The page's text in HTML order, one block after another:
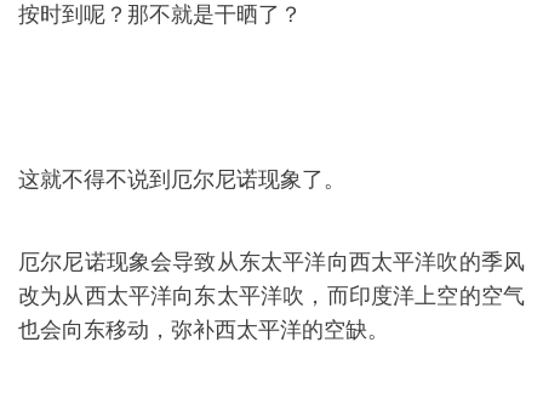
按时到呢？那不就是干晒了？
这就不得不说到厄尔尼诺现象了。
厄尔尼诺现象会导致从东太平洋向西太平洋吹的季风
改为从西太平洋向东太平洋吹，而印度洋上空的空气
也会向东移动，弥补西太平洋的空缺。